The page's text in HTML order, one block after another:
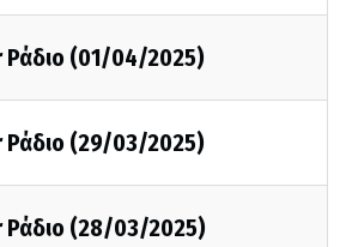
(01/04/2025)
(29/03/2025)
(28/03/2025)